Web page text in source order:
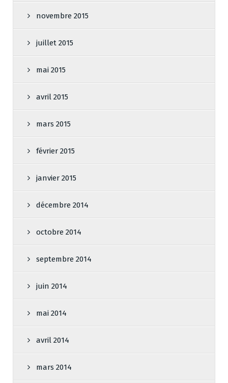
novembre 2015
juillet 2015
mai 2015
avril 2015
mars 2015
février 2015
janvier 2015
décembre 2014
octobre 2014
septembre 2014
juin 2014
mai 2014
avril 2014
mars 2014